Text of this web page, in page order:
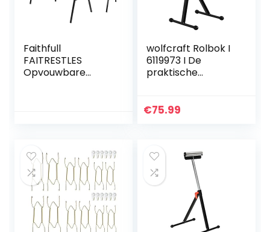
Faithfull
FAITRESTLES
Opvouwbare
wolfcraft Rolbok I
6119973 I De
praktische
werkbanken
€75.99